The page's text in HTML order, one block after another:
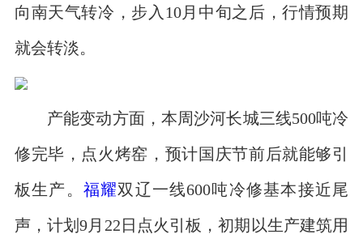
向南天气转冷，步入10月中旬之后，行情预期
就会转淡。
产能变动方面，本周沙河长城三线500吨冷
修完毕，点火烤窑，预计国庆节前后就能够引
板生产。 福耀双辽一线600吨冷修基本接近尾
声，计划9月22日点火引板，初期以生产建筑用